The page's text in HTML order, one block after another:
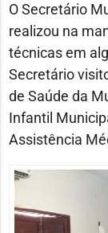
O Secretário
realizou na
técnicas em
Secretário
de Saúde da
Infantil
Assistência